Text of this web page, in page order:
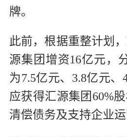
牌。
此前，根据重整计划
源集团增资16亿元，
为7.5亿元、3.8亿元
应获得汇源集团60%
清偿债务及支持企业运